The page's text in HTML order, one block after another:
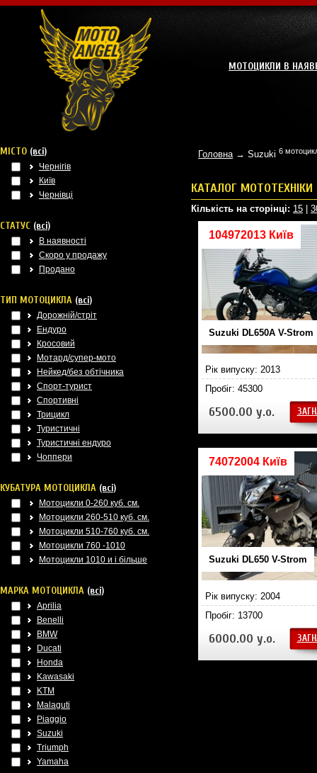
МОТОЦИКЛИ В
Головна→ Suzuki 6
КАТАЛОГ МОТОТЕХНІКИ
Кількість на сторінці: 15
104972013 Київ
Suzuki DL650A V-Strom
Рік випуску: 2013
Пробіг: 45300
6500.00 у.о.
74072004 Київ
Suzuki DL650 V-Strom
Рік випуску: 2004
Пробіг: 13700
6000.00 у.о.
МІСТО (всі)
Чернігів
Київ
Чернівці
СТАТУС (всі)
В наявності
Скоро у продажу
Продано
ТИП МОТОЦИКЛА (всі)
Дорожній/стріт
Ендуро
Кросовий
Мотард/супер-мото
Нейкед/без обтічника
Спорт-турист
Спортивні
Трицикл
Туристичні
Туристичні ендуро
Чоппери
КУБАТУРА МОТОЦИКЛА (всі)
Мотоцикли 0-260 куб. см.
Мотоцикли 260-510 куб. см.
Мотоцикли 510-760 куб. см.
Мотоцикли 760 -1010
Мотоцикли 1010 и і більше
МАРКА МОТОЦИКЛА (всі)
Aprilia
Benelli
BMW
Ducati
Honda
Kawasaki
KTM
Malaguti
Piaggio
Suzuki
Triumph
Yamaha